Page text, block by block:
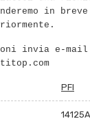
in
invia e-
PFI